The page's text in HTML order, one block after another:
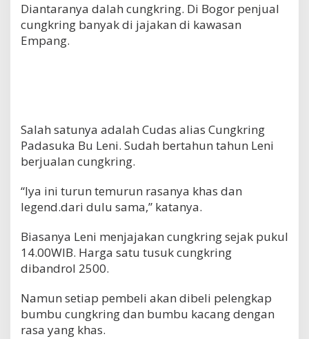
Diantaranya dalah cungkring. Di Bogor penjual
cungkring banyak di jajakan di kawasan
Empang.
Salah satunya adalah Cudas alias Cungkring
Padasuka Bu Leni. Sudah bertahun tahun Leni
berjualan cungkring.
“Iya ini turun temurun rasanya khas dan
legend.dari dulu sama,” katanya.
Biasanya Leni menjajakan cungkring sejak pukul
14.00WIB. Harga satu tusuk cungkring
dibandrol 2500.
Namun setiap pembeli akan dibeli pelengkap
bumbu cungkring dan bumbu kacang dengan
rasa yang khas.